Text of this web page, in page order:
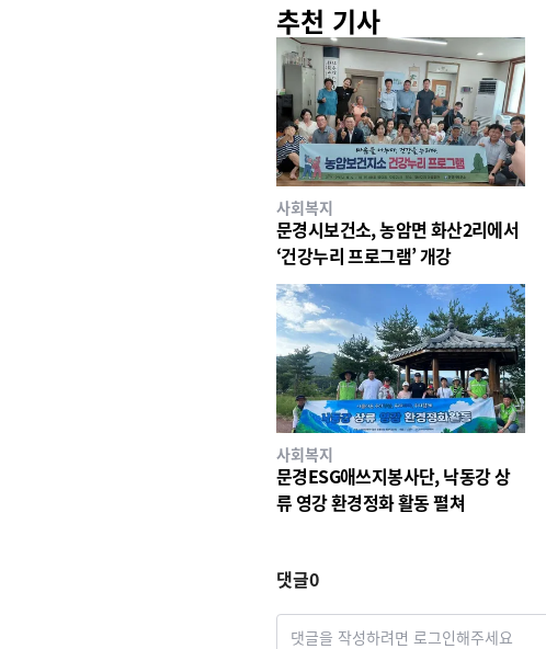
추천 기사
사회복지
문경시보건소, 농암면 화산2리에서
‘건강누리 프로그램’ 개강
사회복지
문경ESG애쓰지봉사단, 낙동강 상
류 영강 환경정화 활동 펼쳐
댓글0
댓글을 작성하려면 로그인해주세요